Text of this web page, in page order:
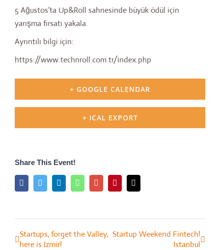
5 Ağustos’ta Up&Roll sahnesinde büyük ödül için
yarışma fırsatı yakala.
Ayrıntılı bilgi için:
https://www.technroll.com.tr/index.php
+ GOOGLE CALENDAR
+ ICAL EXPORT
Share This Event!
FacebookTwitter LinkedInWhatsappGoogle+Pinterest
Event
Navigation
Startups, forget the Valley,
here is Izmir!
Startup Weekend Fintech!
Istanbul